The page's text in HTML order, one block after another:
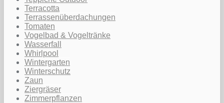
Terracotta
Terrassenüberdachungen
Tomaten
Vogelbad & Vogeltränke
Wasserfall
Whirlpool
Wintergarten
Winterschutz
Zaun
Ziergräser
Zimmerpflanzen